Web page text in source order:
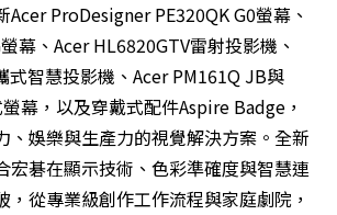
Acer ProDesigner PE320QK G0螢幕、
幕、Acer HL6820GTV雷射投影機、
式智慧投影機、Acer PM161Q JB與
幕，以及穿戴式配件Aspire Badge，
、娛樂與生產力的視覺解決方案。全新
宏碁在顯示技術、色彩準確度與智慧連
，從專業級創作工作流程與家庭劇院，